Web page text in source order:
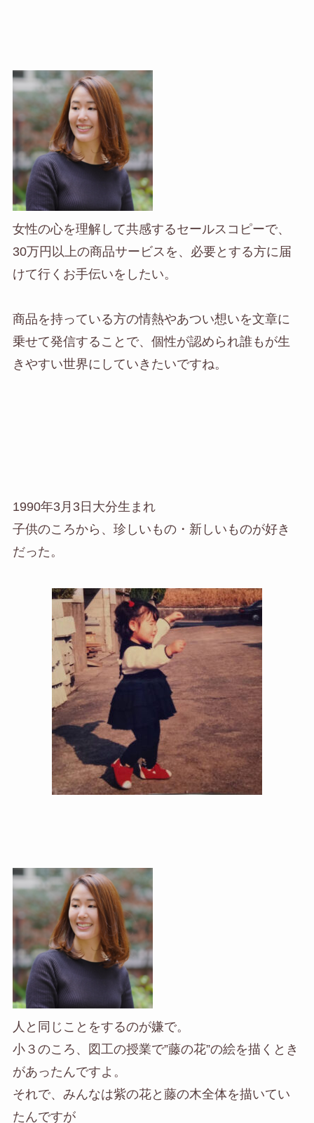
女性の心を理解して共感するセールスコピーで、
30万円以上の商品サービスを、必要とする方に届
けて行くお手伝いをしたい。
商品を持っている方の情熱やあつい想いを文章に
乗せて発信することで、個性が認められ誰もが生
きやすい世界にしていきたいですね。
1990年3月3日大分生まれ
子供のころから、珍しいもの・新しいものが好き
だった。
人と同じことをするのが嫌で。
小３のころ、図工の授業で”藤の花”の絵を描くとき
があったんですよ。
それで、みんなは紫の花と藤の木全体を描いてい
たんですが